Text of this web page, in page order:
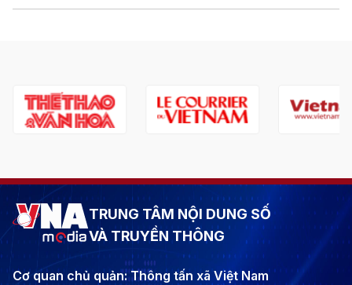
TRUNG TÂM NỘI DUNG SỐ
VÀ TRUYỀN THÔNG
Cơ quan chủ quản: Thông tấn xã Việt Nam